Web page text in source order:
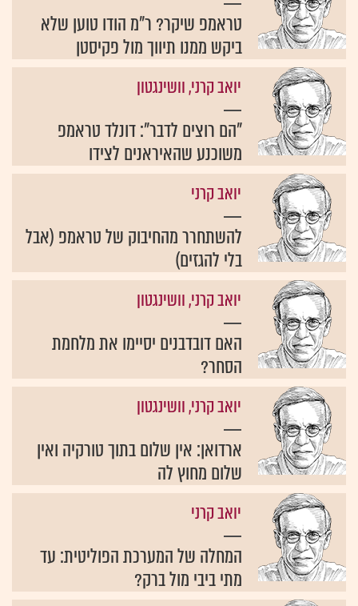
טראמפ שיקר? ר"מ הודו טוען שלא
ביקש ממנו תיווך מול פקיסטן
יואב קרני, וושינגטון
"הם רוצים לדבר": דונלד טראמפ
משוכנע שהאיראנים לצידו
יואב קרני
להשתחרר מהחיבוק של טראמפ (אבל
בלי להגזים)
יואב קרני, וושינגטון
האם דובדבנים יסיימו את מלחמת
הסחר?
יואב קרני, וושינגטון
ארדואן: אין שלום בתוך טורקיה ואין
שלום מחוץ לה
יואב קרני
המחלה של המערכת הפוליטית: עד
מתי ביבי מול ברק?